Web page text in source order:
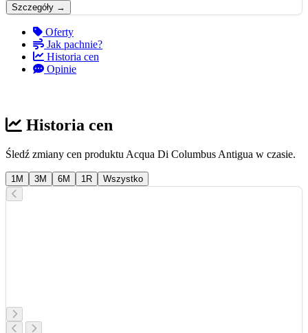
Szczegóły →
Oferty
Jak pachnie?
Historia cen
Opinie
Historia cen
Śledź zmiany cen produktu Acqua Di Columbus Antigua w czasie.
1M 3M 6M 1R Wszystko